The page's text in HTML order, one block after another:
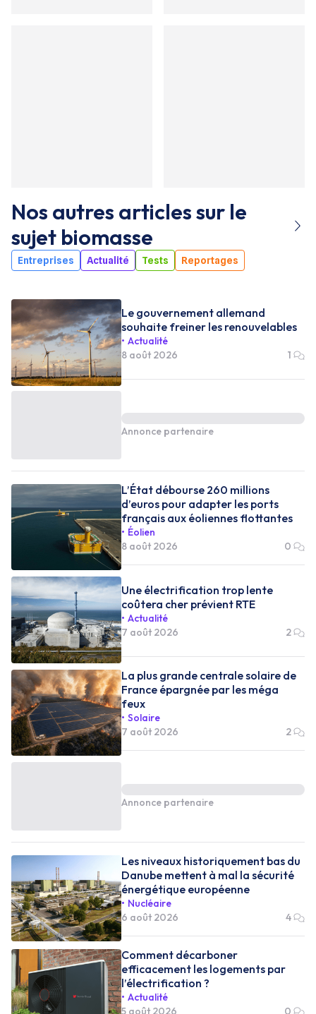
Nos autres articles sur le
sujet biomasse
Entreprises Actualité Tests Reportages
Le gouvernement allemand
souhaite freiner les renouvelables
Actualité
8 août 2026
1
Annonce partenaire
L’État débourse 260 millions
d’euros pour adapter les ports
français aux éoliennes flottantes
Éolien
8 août 2026
0
Une électrification trop lente
coûtera cher prévient RTE
Actualité
7 août 2026
2
La plus grande centrale solaire de
France épargnée par les méga
feux
Solaire
7 août 2026
2
Annonce partenaire
Les niveaux historiquement bas du
Danube mettent à mal la sécurité
énergétique européenne
Nucléaire
6 août 2026
4
Comment décarboner
efficacement les logements par
l’électrification ?
Actualité